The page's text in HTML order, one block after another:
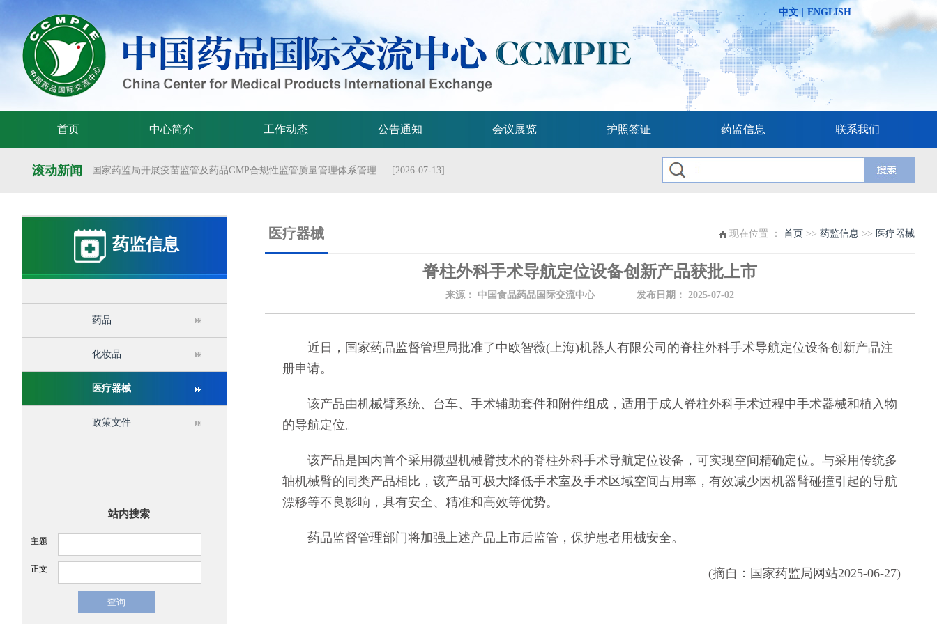
中文 ENGLISH
首页 中心简介 工作动态 公告通知 会议展览 护照签证 药监信息 联系我们
滚动新闻 国家药监局开展疫苗监管及药品GMP合规性监管质量管理体系管理... [2026-07-13]
国家药监局药审中心关于发布《预防用mRNA疫苗临床试验技术指...
国家药监局药审中心关于发布《关于开发适宜药品包装规格的指导原...
国家药监局 国家卫生健康委 国家中医药局 国家疾控局关于发布... [2026-06-25]
关于举办第十六届中国医疗器械监督管理国际会议的通知
药监信息
药品
化妆品
医疗器械
政策文件
站内搜索
主题
正文
医疗器械 现在位置 ： 首页 >> 药监信息 >> 医疗器械
脊柱外科手术导航定位设备创新产品获批上市
来源： 中国食品药品国际交流中心 发布日期： 2025-07-02
近日，国家药品监督管理局批准了中欧智薇(上海)机器人有限公司的脊柱外科手术导航定位设备创新产品注
册申请。
该产品由机械臂系统、台车、手术辅助套件和附件组成，适用于成人脊柱外科手术过程中手术器械和植入物
的导航定位。
该产品是国内首个采用微型机械臂技术的脊柱外科手术导航定位设备，可实现空间精确定位。与采用传统多
轴机械臂的同类产品相比，该产品可极大降低手术室及手术区域空间占用率，有效减少因机器臂碰撞引起的导航
漂移等不良影响，具有安全、精准和高效等优势。
药品监督管理部门将加强上述产品上市后监管，保护患者用械安全。
(摘自：国家药监局网站2025-06-27)